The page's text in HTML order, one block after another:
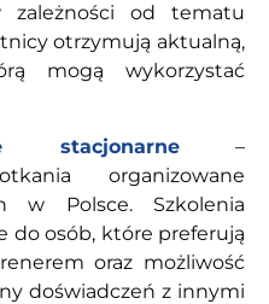
zależności od tematu
otrzymują aktualną,
mogą wykorzystać
stacjonarne–
organizowane
w Polsce. Szkolenia
do osób, które preferują
oraz możliwość
doświadczeń z innymi